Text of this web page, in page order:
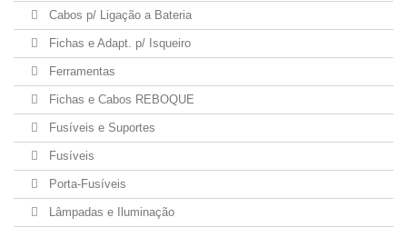
Cabos p/ Ligação a Bateria
Fichas e Adapt. p/ Isqueiro
Ferramentas
Fichas e Cabos REBOQUE
Fusíveis e Suportes
Fusíveis
Porta-Fusíveis
Lâmpadas e Iluminação